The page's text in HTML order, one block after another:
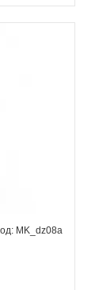
MK_dz08а